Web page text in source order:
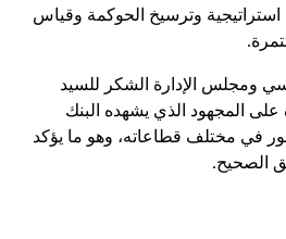
استراتيجية وترسيخ الحوكمة وقياس
ومجلس الإدارة الشكر للسيد
المجهود الذي يشهده البنك
في مختلف قطاعاته، وهو ما يؤكد
الصحيح.